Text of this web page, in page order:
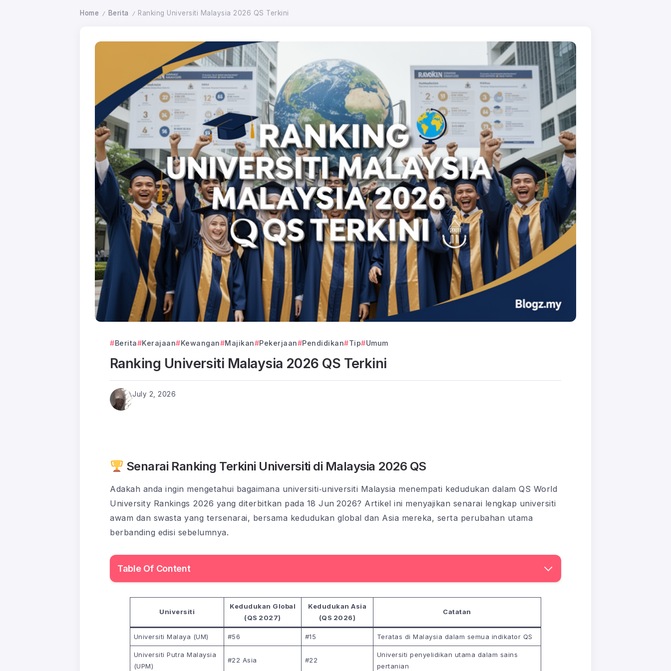
Home / Berita / Ranking Universiti Malaysia 2026 QS Terkini
Berita Kerajaan Kewangan Majikan Pekerjaan Pendidikan Tip Umum
Ranking Universiti Malaysia 2026 QS Terkini
July 2, 2026
Senarai Ranking Terkini Universiti di Malaysia 2026 QS
Adakah anda ingin mengetahui bagaimana universiti‑universiti Malaysia menempati kedudukan dalam QS World
University Rankings 2026 yang diterbitkan pada 18 Jun 2026? Artikel ini menyajikan senarai lengkap universiti
awam dan swasta yang tersenarai, bersama kedudukan global dan Asia mereka, serta perubahan utama
berbanding edisi sebelumnya.
Table Of Content
Universiti
Kedudukan Global
(QS 2027)
Kedudukan Asia
(QS 2026)
Catatan
Universiti Malaya (UM) #56 #15 Teratas di Malaysia dalam semua indikator QS
Universiti Putra Malaysia
(UPM)
#22 Asia #22
Universiti penyelidikan utama dalam sains
pertanian